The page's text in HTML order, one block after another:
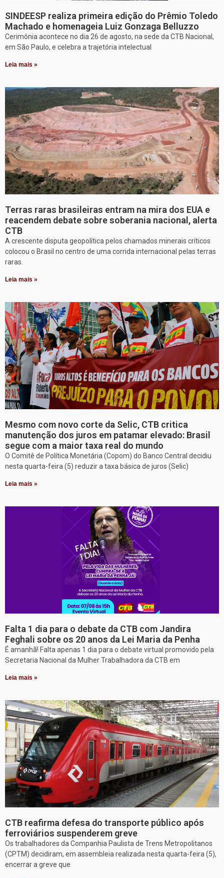
SINDEESP realiza primeira edição do Prêmio Toledo
Machado e homenageia Luiz Gonzaga Belluzzo
Cerimônia acontece no dia 26 de agosto, na sede da CTB Nacional,
em São Paulo, e celebra a trajetória intelectual
Leia mais »
Terras raras brasileiras entram na mira dos EUA e
reacendem debate sobre soberania nacional, alerta
CTB
A crescente disputa geopolítica pelos chamados minerais críticos
colocou o Brasil no centro de uma corrida internacional pelas terras
raras.
Leia mais »
Mesmo com novo corte da Selic, CTB critica
manutenção dos juros em patamar elevado: Brasil
segue com a maior taxa real do mundo
O Comitê de Política Monetária (Copom) do Banco Central decidiu
nesta quarta-feira (5) reduzir a taxa básica de juros (Selic)
Leia mais »
Falta 1 dia para o debate da CTB com Jandira
Feghali sobre os 20 anos da Lei Maria da Penha
É amanhã! Falta apenas 1 dia para o debate virtual promovido pela
Secretaria Nacional da Mulher Trabalhadora da CTB em
Leia mais »
CTB reafirma defesa do transporte público após
ferroviários suspenderem greve
Os trabalhadores da Companhia Paulista de Trens Metropolitanos
(CPTM) decidiram, em assembleia realizada nesta quarta-feira (5),
encerrar a greve que